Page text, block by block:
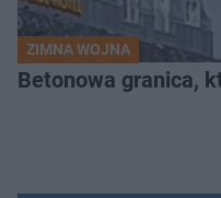
ZIMNA WOJNA
Betonowa granica,